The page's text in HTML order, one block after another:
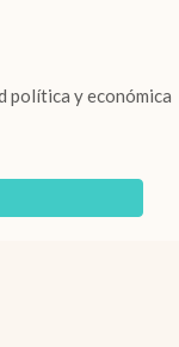
política y económica